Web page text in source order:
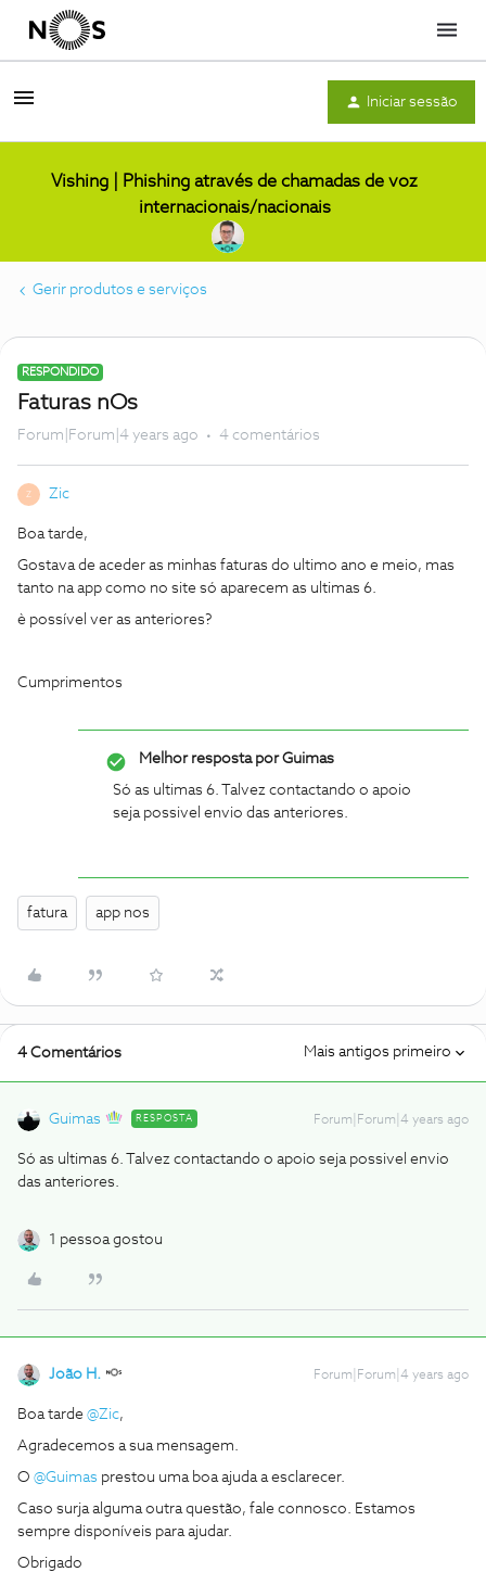
Menu
Iniciar sessão
Vishing | Phishing através de chamadas de voz
internacionais/nacionais
Gerir produtos e serviços
RESPONDIDO
Faturas nOs
Forum|Forum|4 years ago 4 comentários
Z Zic
Boa tarde,
Gostava de aceder as minhas faturas do ultimo ano e meio, mas
tanto na app como no site só aparecem as ultimas 6.
è possível ver as anteriores?
Cumprimentos
Melhor resposta porGuimas
Só as ultimas 6. Talvez contactando o apoio
seja possivel envio das anteriores.
fatura app nos
4 Comentários Mais antigos primeiro
Guimas RESPOSTA Forum|Forum|4 years ago
Só as ultimas 6. Talvez contactando o apoio seja possivel envio
das anteriores.
1 pessoa gostou
João H. Forum|Forum|4 years ago
Boa tarde @Zic,
Agradecemos a sua mensagem.
O @Guimas prestou uma boa ajuda a esclarecer.
Caso surja alguma outra questão, fale connosco. Estamos
sempre disponíveis para ajudar.
Obrigado